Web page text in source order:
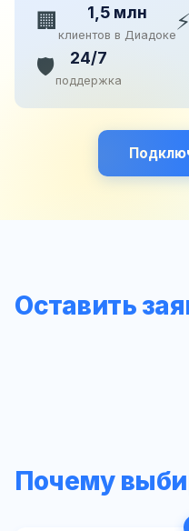
🏢 1,5 млн
клиентов в Диадоке⚡
🛡️ 24/7
поддержка
Оставить
Почему